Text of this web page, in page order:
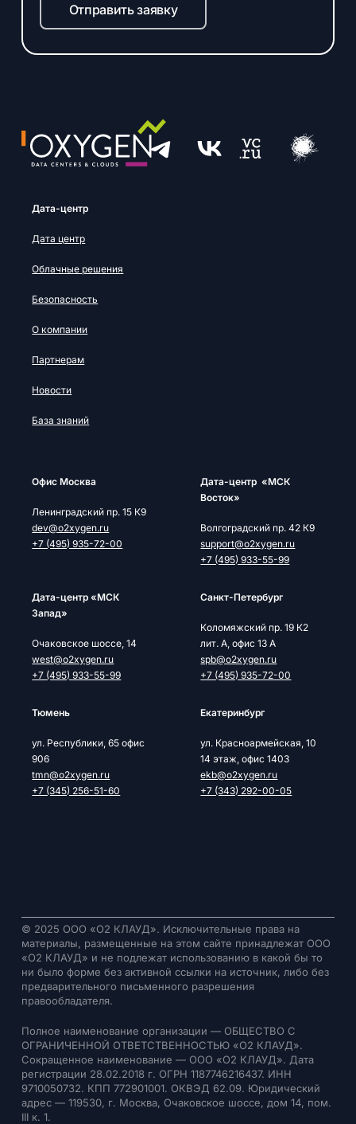
Отправить заявку
Дата-центр
Дата центр
Облачные решения
Безопасность
О компании
Партнерам
Новости
База знаний
Офис Москва
Ленинградский пр. 15 К9
dev@o2xygen.ru
+7 (495) 935-72-00
Дата-центр «МСК
Восток»
Волгоградский пр. 42 К9
support@o2xygen.ru
+7 (495) 933-55-99
Дата-центр «МСК
Запад»
Очаковское шоссе, 14
west@o2xygen.ru
+7 (495) 933-55-99
Cанкт-Петербург
Коломяжский пр. 19 К2
лит. А, офис 13 А
spb@o2xygen.ru
+7 (495) 935-72-00
Тюмень
ул. Республики, 65 офис
906
tmn@o2xygen.ru
+7 (345) 256-51-60
Екатеринбург
ул. Красноармейская, 10
14 этаж, офис 1403
ekb@o2xygen.ru
+7 (343) 292-00-05
© 2025 ООО «О2 КЛАУД». Исключительные права на
материалы, размещенные на этом сайте принадлежат ООО
«О2 КЛАУД» и не подлежат использованию в какой бы то
ни было форме без активной ссылки на источник, либо без
предварительного письменного разрешения
правообладателя.
Полное наименование организации — ОБЩЕСТВО С
ОГРАНИЧЕННОЙ ОТВЕТСТВЕННОСТЬЮ «О2 КЛАУД».
Сокращенное наименование — ООО «О2 КЛАУД». Дата
регистрации 28.02.2018 г. ОГРН 1187746216437. ИНН
9710050732. КПП 772901001. ОКВЭД 62.09. Юридический
адрес — 119530, г. Москва, Очаковское шоссе, дом 14, пом.
III к. 1.